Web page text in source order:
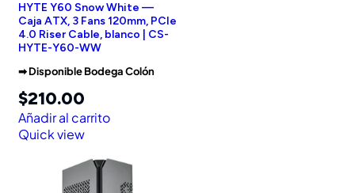
HYTE Y60 Snow White —
Caja ATX, 3 Fans 120mm, PCIe
4.0 Riser Cable, blanco | CS-
HYTE-Y60-WW
➡︎ Disponible Bodega Colón
$210.00
Añadir al carrito
Quick view